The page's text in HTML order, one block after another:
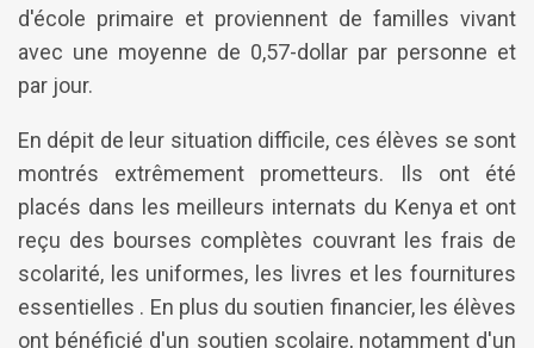
d'école primaire et proviennent de familles vivant
avec une moyenne de 0,57-dollar par personne et
par jour.
En dépit de leur situation difficile, ces élèves se sont
montrés extrêmement prometteurs. Ils ont été
placés dans les meilleurs internats du Kenya et ont
reçu des bourses complètes couvrant les frais de
scolarité, les uniformes, les livres et les fournitures
essentielles . En plus du soutien financier, les élèves
ont bénéficié d'un soutien scolaire, notamment d'un